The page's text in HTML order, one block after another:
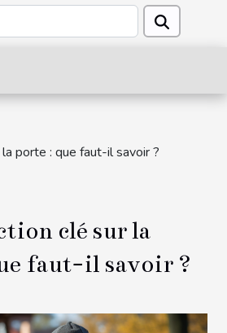
porte : que faut-il savoir ?
clé sur la
faut-il savoir ?